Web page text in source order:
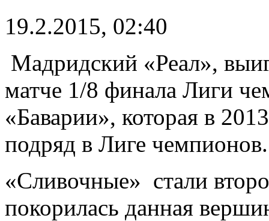
19.2.2015, 02:40
Мадридский «Реал»,
матче 1/8 финала Лиги
«Баварии», которая в
подряд в Лиге чемпионов.
«Сливочные» стали
покорилась данная